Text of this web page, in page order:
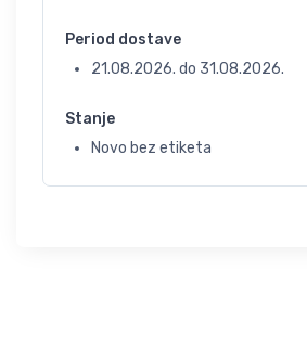
Period dostave
21.08.2026. do 31.08.2026.
Stanje
Novo bez etiketa